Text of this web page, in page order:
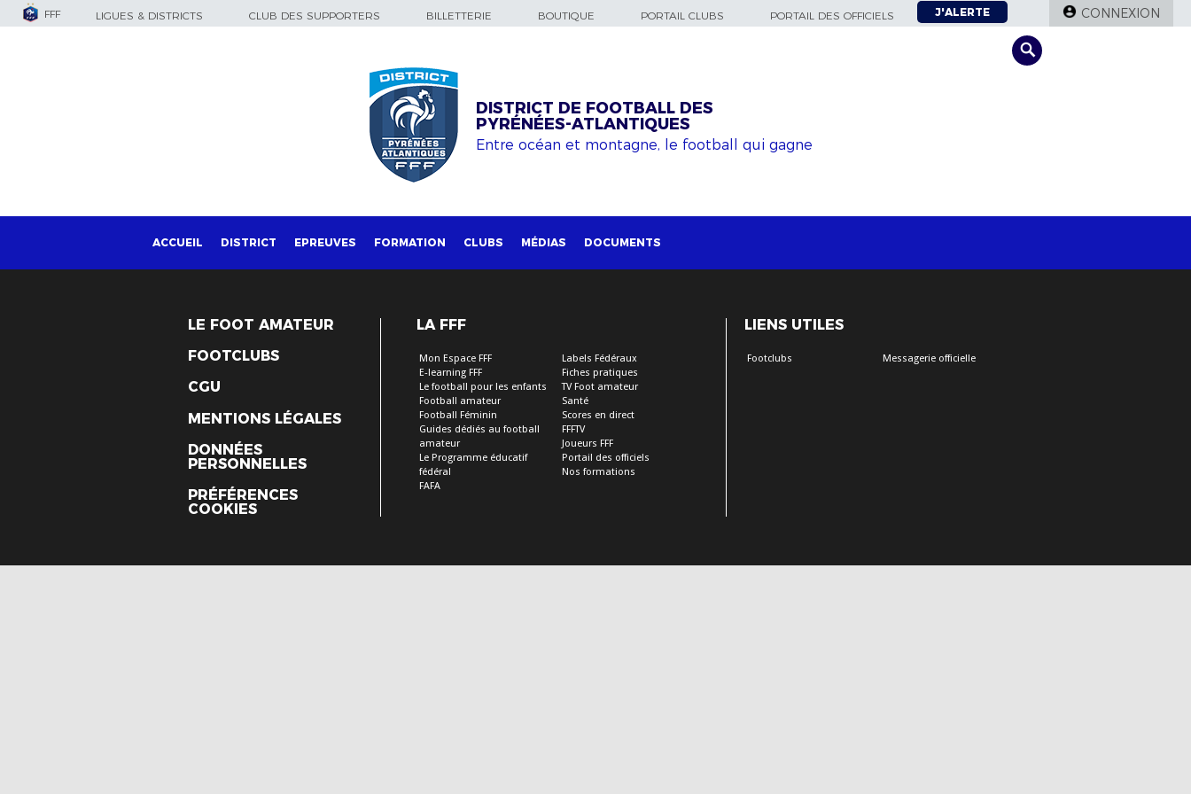
FFF LIGUES & DISTRICTS CLUB DES SUPPORTERS BILLETTERIE BOUTIQUE PORTAIL CLUBS PORTAIL DES OFFICIELS J'ALERTE CONNEXION
DISTRICT DE FOOTBALL DES
PYRÉNÉES-ATLANTIQUES
Entre océan et montagne, le football qui gagne
ACCUEIL DISTRICT EPREUVES FORMATION CLUBS MÉDIAS DOCUMENTS
LE FOOT AMATEUR
FOOTCLUBS
CGU
MENTIONS LÉGALES
DONNÉES
PERSONNELLES
PRÉFÉRENCES
COOKIES
LA FFF
Mon Espace FFF
E-learning FFF
Le football pour les enfants
Football amateur
Football Féminin
Guides dédiés au football
amateur
Le Programme éducatif
fédéral
FAFA
Labels Fédéraux
Fiches pratiques
TV Foot amateur
Santé
Scores en direct
FFFTV
Joueurs FFF
Portail des officiels
Nos formations
LIENS UTILES
Footclubs Messagerie officielle